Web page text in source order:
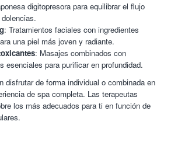
digitopresora para equilibrar el flujo
: Tratamientos faciales con ingredientes
una piel más joven y radiante.
: Masajes combinados con
esenciales para purificar en profundidad.
disfrutar de forma individual o combinada en
de spa completa. Las terapeutas
los más adecuados para ti en función de